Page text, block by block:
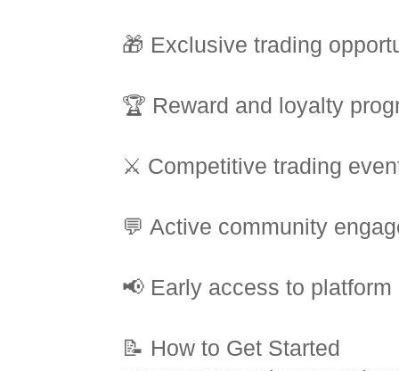
🎁 Exclusive trading
🏆 Reward and loyalty
⚔️ Competitive trading
💬 Active community
📢 Early access to platform
📝 How to Get Started